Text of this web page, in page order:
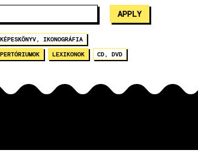
KÉPESKÖNYV, IKONOGRÁFIA
LEXIKONOK CD, DVD